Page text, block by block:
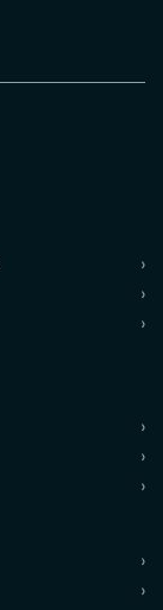
›
›
›
›
›
›
›
›